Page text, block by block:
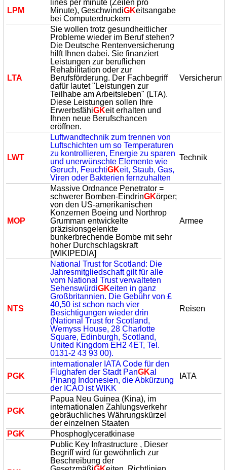
LPM
lines per minute (Zeilen pro
Minute), GeschwindiGKeitsangabe
bei Computerdruckern
LTA
Sie wollen trotz gesundheitlicher
Probleme wieder im Beruf stehen?
Die Deutsche Rentenversicherung
hilft Ihnen dabei. Sie finanziert
Leistungen zur beruflichen
Rehabilitation oder zur
Berufsförderung. Der Fachbegriff
dafür lautet "Leistungen zur
Teilhabe am Arbeitsleben" (LTA).
Diese Leistungen sollen Ihre
ErwerbsfähiGKeit erhalten und
Ihnen neue Berufschancen
eröffnen.
Versicherung
LWT
Luftwandtechnik zum trennen von
Luftschichten um so Temperaturen
zu kontrollieren, Energie zu sparen
und unerwünschte Elemente wie
Geruch, FeuchtiGKeit, Staub, Gas,
Viren oder Bakterien fernzuhalten
Technik
MOP
Massive Ordnance Penetrator =
schwerer Bomben-EindrinGKörper;
von den US-amerikanischen
Konzernen Boeing und Northrop
Grumman entwickelte
präzisionsgelenkte
bunkerbrechende Bombe mit sehr
hoher Durchschlagskraft
[WIKIPEDIA]
Armee
NTS
National Trust for Scotland: Die
Jahresmitgliedschaft gilt für alle
vom National Trust verwalteten
SehenswürdiGKeiten in ganz
Großbritannien. Die Gebühr von £
40,50 ist schon nach vier
Besichtigungen wieder drin
(National Trust for Scotland,
Wemyss House, 28 Charlotte
Square, Edinburgh, Scotland,
United Kingdom EH2 4ET, Tel.
0131-2 43 93 00).
Reisen
PGK
internationaler IATA Code für den
Flughafen der Stadt PanGKal
Pinang Indonesien, die Abkürzung
der ICAO ist WIKK
IATA
PGK
Papua Neu Guinea (Kina), im
internationalen Zahlungsverkehr
gebräuchliches Währungskürzel
der einzelnen Staaten
PGK Phosphoglyceratkinase
Public Key Infrastructure , Dieser
Begriff wird für gewöhnlich zur
Beschreibung der